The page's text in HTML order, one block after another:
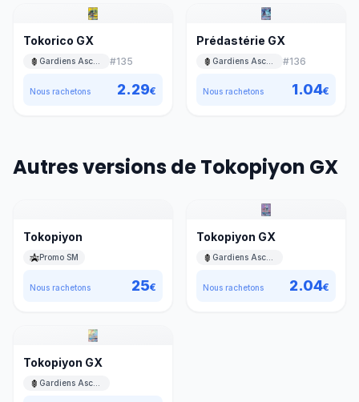
Tokorico GX
#135
Nous rachetons 2.29€
Prédastérie GX
#136
Nous rachetons 1.04€
Autres versions de Tokopiyon GX
Tokopiyon
Promo SM
Nous rachetons 25€
Tokopiyon GX
Nous rachetons 2.04€
Tokopiyon GX